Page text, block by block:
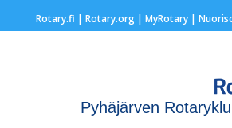
Rotary.fi | Rotary.org| MyRotary |
Pyhäjärven